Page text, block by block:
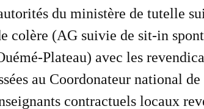
du ministère de tutelle
colère (AG suivie de sit-in
Plateau) avec les
au Coordonateur national de
contractuels locaux